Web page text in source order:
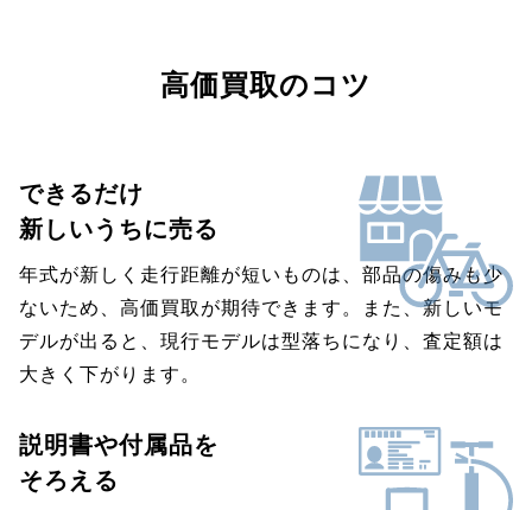
高価買取のコツ
できるだけ
新しいうちに売る
年式が新しく走行距離が短いものは、部品の傷みも少
ないため、高価買取が期待できます。また、新しいモ
デルが出ると、現行モデルは型落ちになり、査定額は
大きく下がります。
説明書や付属品を
そろえる